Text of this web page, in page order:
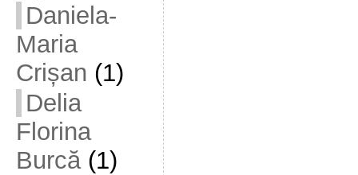
Daniela-
Maria
Crișan (1)
Delia
Florina
Burcă(1)